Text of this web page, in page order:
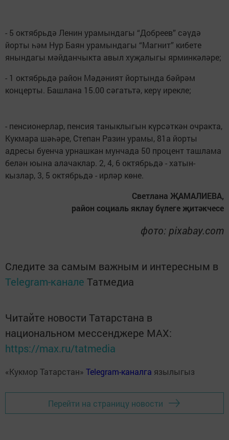
- 5 октябрьдә Ленин урамындагы “Добреев” сәүдә
йорты һәм Нур Баян урамындагы “Магнит” кибете
янындагы мәйданчыкта авыл хуҗалыгы ярминкәләре;
- 1 октябрьдә район Мәдәният йортында бәйрәм
концерты. Башлана 15.00 сәгатьтә, керү ирекле;
- пенсионерлар, пенсия таныклыгын күрсәткән очракта,
Кукмара шәһәре, Степан Разин урамы, 81а йорты
адресы буенча урнашкан мунчада 50 процент ташлама
белән юына алачаклар. 2, 4, 6 октябрьдә - хатын-
кызлар, 3, 5 октябрьдә - ирләр көне.
Светлана ҖАМАЛИЕВА,
район социаль яклау бүлеге җитәкчесе
фото: pixabay.com
Следите за самым важным и интересным в
Telegram-канале Татмедиа
Читайте новости Татарстана в
национальном мессенджере MАХ:
https://max.ru/tatmedia
«Кукмор Татарстан» Telegram-каналга язылыгыз
Перейти на страницу новости